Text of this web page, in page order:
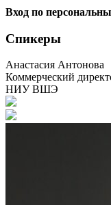
Вход по
Спикеры
Анастасия Антонова
Коммерческий
НИУ ВШЭ